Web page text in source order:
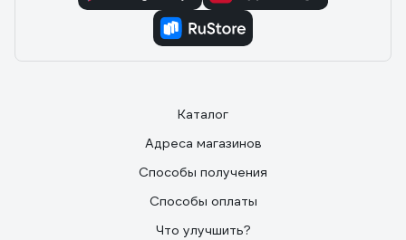
Каталог
Адреса магазинов
Способы получения
Способы оплаты
Что улучшить?